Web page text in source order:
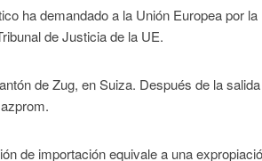
ha demandado a la Unión Europea por la
de Justicia de la UE.
de Zug, en Suiza. Después de la
de importación equivale a una